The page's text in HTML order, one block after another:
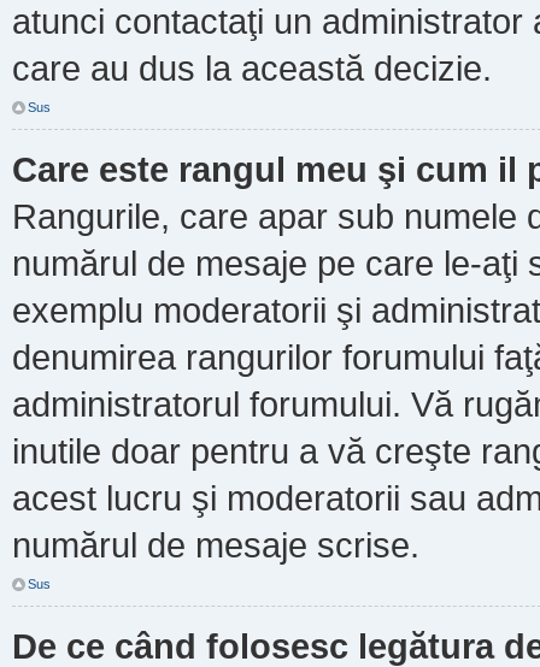
atunci contactaţi un
care au dus la această decizie.
Sus
Care este rangul meu şi cum il
Rangurile, care apar sub numele
numărul de mesaje pe care le-aţi
exemplu moderatorii şi
denumirea rangurilor forumului
administratorul forumului. Vă
inutile doar pentru a vă creşte
acest lucru şi moderatorii sau
numărul de mesaje scrise.
Sus
De ce când folosesc legătura